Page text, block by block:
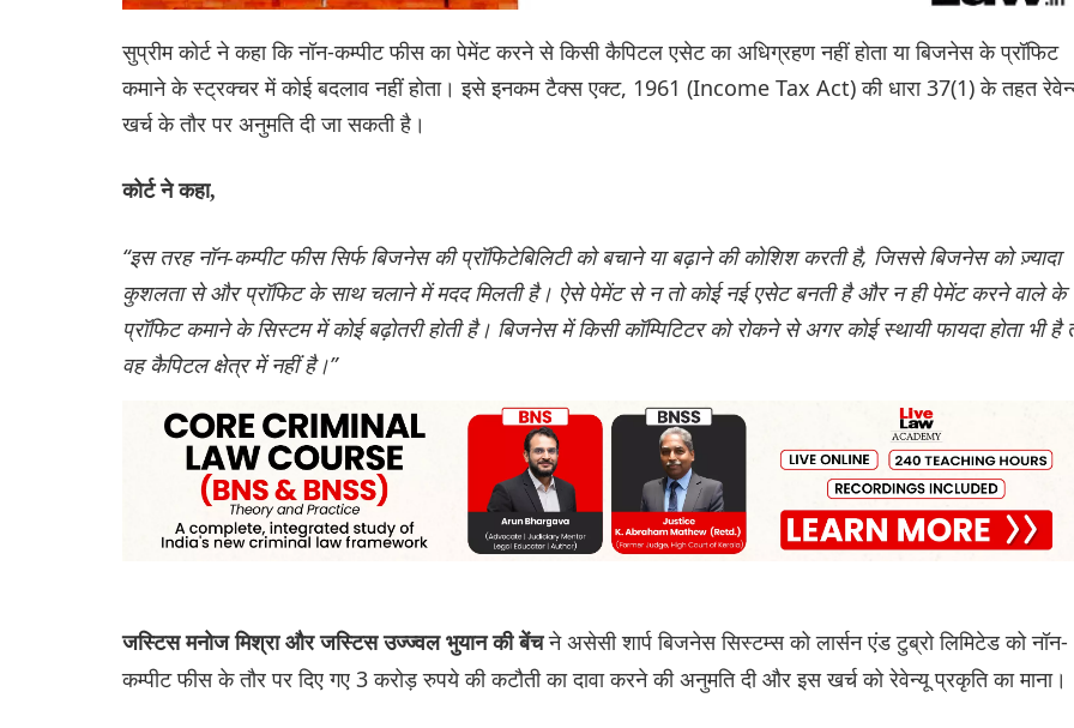
सुप्रीम कोर्ट ने कहा कि नॉन-कम्पीट फीस का पेमेंट करने से किसी कैपिटल एसेट का अधिग्रहण नहीं होता या बिजनेस के प्रॉफिट
कमाने के स्ट्रक्चर में कोई बदलाव नहीं होता। इसे इनकम टैक्स एक्ट, 1961 (Income Tax Act) की धारा 37(1) के तहत
खर्च के तौर पर अनुमति दी जा सकती है।
कोर्ट ने कहा,
“इस तरह नॉन-कम्पीट फीस सिर्फ बिजनेस की प्रॉफिटेबिलिटी को बचाने या बढ़ाने की कोशिश करती है, जिससे बिजनेस को ज़्यादा
कुशलता से और प्रॉफिट के साथ चलाने में मदद मिलती है। ऐसे पेमेंट से न तो कोई नई एसेट बनती है और न ही पेमेंट करने वाले के
प्रॉफिट कमाने के सिस्टम में कोई बढ़ोतरी होती है। बिजनेस में किसी कॉम्पिटिटर को रोकने से अगर कोई स्थायी फायदा होता भी है
वह कैपिटल क्षेत्र में नहीं है।”
जस्टिस मनोज मिश्रा और जस्टिस उज्ज्वल भुयान की बेंचने असेसी शार्प बिजनेस सिस्टम्स को लार्सन एंड टुब्रो लिमिटेड को नॉन-
कम्पीट फीस के तौर पर दिए गए 3 करोड़ रुपये की कटौती का दावा करने की अनुमति दी और इस खर्च को रेवेन्यू प्रकृति का माना।